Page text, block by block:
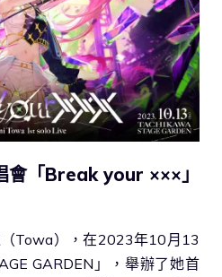
會「Break your ×××」
Towa），在2023年10月13
GARDEN」，舉辦了她首